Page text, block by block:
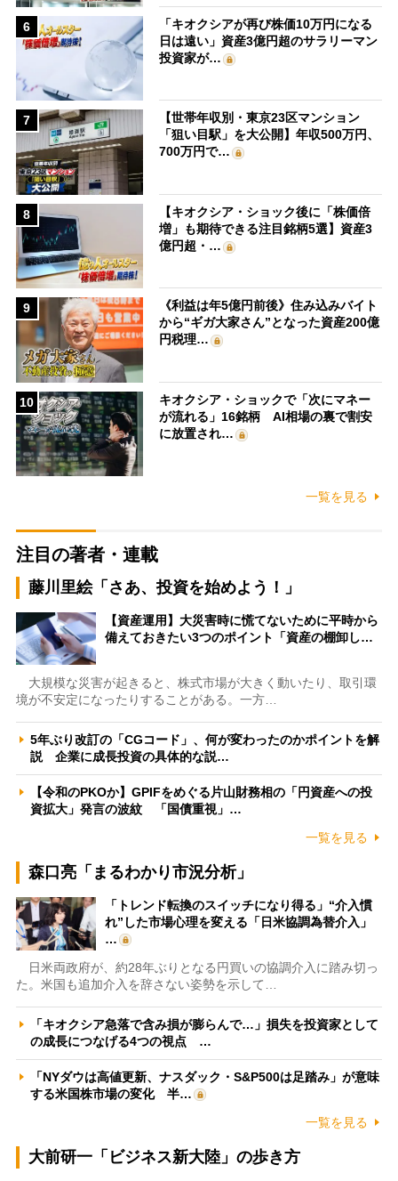
6
「キオクシアが再び株価10万円になる
日は遠い」資産3億円超のサラリーマン
投資家が…
7
【世帯年収別・東京23区マンション
「狙い目駅」を大公開】年収500万円、
700万円で…
8
【キオクシア・ショック後に「株価倍
増」も期待できる注目銘柄5選】資産3
億円超・…
9
《利益は年5億円前後》住み込みバイト
から“ギガ大家さん”となった資産200億
円税理…
10
キオクシア・ショックで「次にマネー
が流れる」16銘柄 AI相場の裏で割安
に放置され…
一覧を見る
注目の著者・連載
藤川里絵「さあ、投資を始めよう！」
【資産運用】大災害時に慌てないために平時から
備えておきたい3つのポイント「資産の棚卸し…
大規模な災害が起きると、株式市場が大きく動いたり、取引環
境が不安定になったりすることがある。一方…
5年ぶり改訂の「CGコード」、何が変わったのかポイントを解
説 企業に成長投資の具体的な説…
【令和のPKOか】GPIFをめぐる片山財務相の「円資産への投
資拡大」発言の波紋 「国債重視」…
一覧を見る
森口亮「まるわかり市況分析」
「トレンド転換のスイッチになり得る」“介入慣
れ”した市場心理を変える「日米協調為替介入」
…
日米両政府が、約28年ぶりとなる円買いの協調介入に踏み切っ
た。米国も追加介入を辞さない姿勢を示して…
「キオクシア急落で含み損が膨らんで…」損失を投資家として
の成長につなげる4つの視点 …
「NYダウは高値更新、ナスダック・S&P500は足踏み」が意味
する米国株市場の変化 半…
一覧を見る
大前研一「ビジネス新大陸」の歩き方